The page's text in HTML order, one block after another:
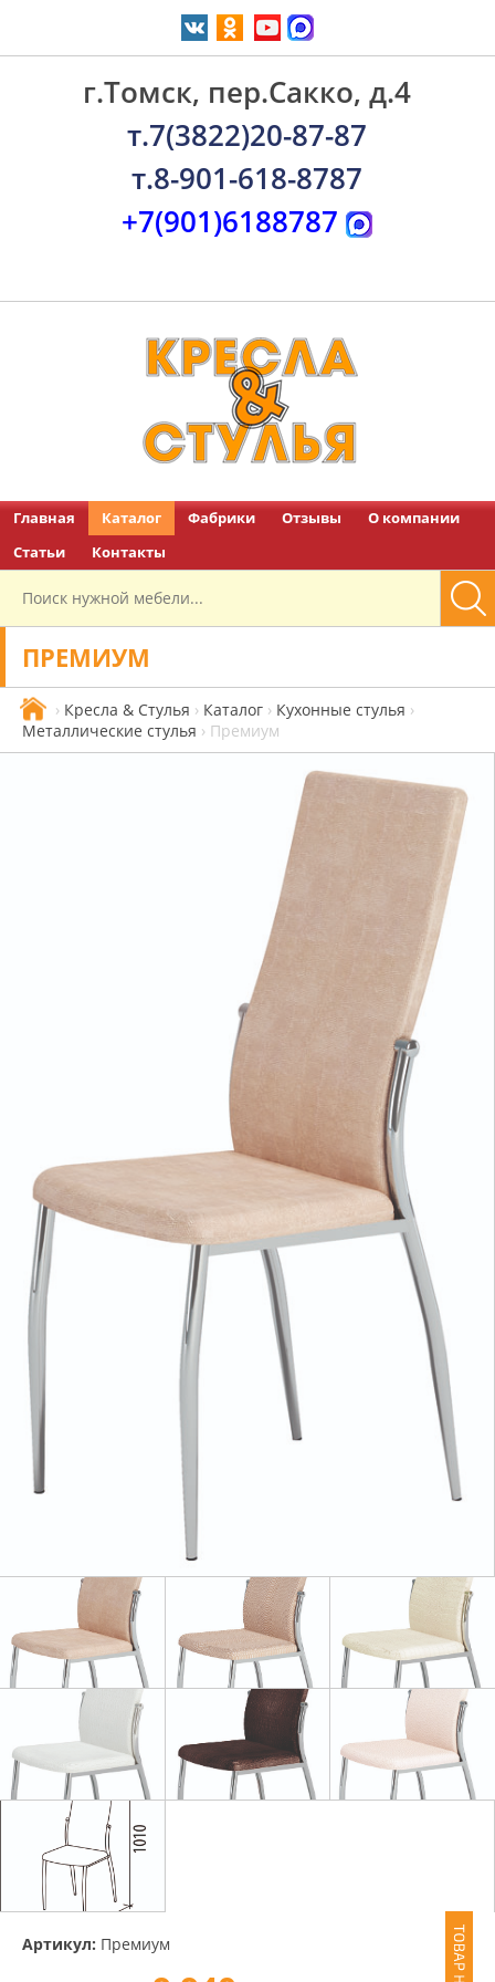
г.Томск, пер.Сакко, д.4
т.7(3822)20-87-87
т.8-901-618-8787
+7(901)6188787
Главная Каталог Фабрики Отзывы
О компании
Статьи
Контакты
ПРЕМИУМ
› Кресла & Стулья › Каталог › Кухонные стулья ›
Металлические стулья › Премиум
Артикул: Премиум